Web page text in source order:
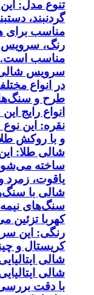
تنوع مدل:
گردنبند،
مناسب برای
رنگ، سرویس
مناسب است.
سرویس شالی
در انواع
طرح و
انواع رایج
و با روکش
ساخته
یاقوت،
شالی با
سنگ‌های
کهربا
رنگی: این
کریستال و
شالی
شالی
با دقت